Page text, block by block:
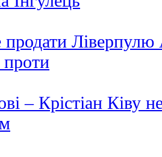
– Крістіан Ківу